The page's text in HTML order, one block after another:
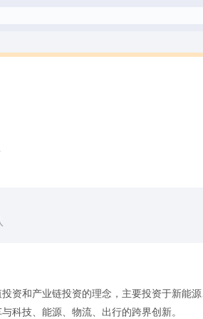
资和产业链投资的理念，主要投资于新能
科技、能源、物流、出行的跨界创新。